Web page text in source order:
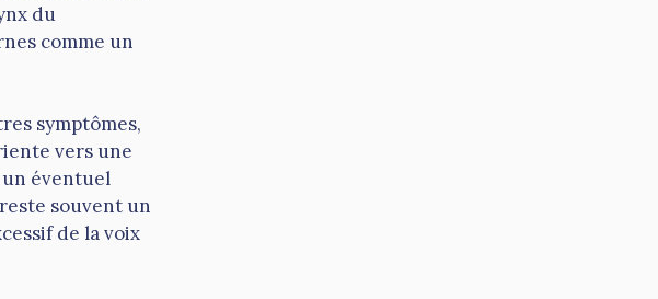
du
comme un
symptômes,
vers une
éventuel
souvent un
de la voix